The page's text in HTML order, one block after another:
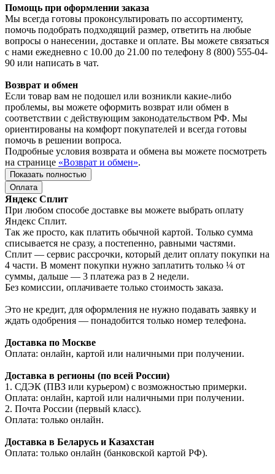
Помощь при оформлении заказа
Мы всегда готовы проконсультировать по ассортименту,
помочь подобрать подходящий размер, ответить на любые
вопросы о нанесении, доставке и оплате. Вы можете связаться
с нами ежедневно с 10.00 до 21.00 по телефону 8 (800) 555-04-
90 или написать в чат.
Возврат и обмен
Если товар вам не подошел или возникли какие-либо
проблемы, вы можете оформить возврат или обмен в
соответствии с действующим законодательством РФ. Мы
ориентированы на комфорт покупателей и всегда готовы
помочь в решении вопроса.
Подробные условия возврата и обмена вы можете посмотреть
на странице «Возврат и обмен».
Показать полностью
Оплата
Яндекс Сплит
При любом способе доставке вы можете выбрать оплату
Яндекс Сплит.
Так же просто, как платить обычной картой. Только сумма
списывается не сразу, а постепенно, равными частями.
Сплит — сервис рассрочки, который делит оплату покупки на
4 части. В момент покупки нужно заплатить только ¼ от
суммы, дальше — 3 платежа раз в 2 недели.
Без комиссии, оплачиваете только стоимость заказа.
Это не кредит, для оформления не нужно подавать заявку и
ждать одобрения — понадобится только номер телефона.
Доставка по Москве
Оплата: онлайн, картой или наличными при получении.
Доставка в регионы (по всей России)
1. СДЭК (ПВЗ или курьером) с возможностью примерки.
Оплата: онлайн, картой или наличными при получении.
2. Почта России (первый класс).
Оплата: только онлайн.
Доставка в Беларусь и Казахстан
Оплата: только онлайн (банковской картой РФ).